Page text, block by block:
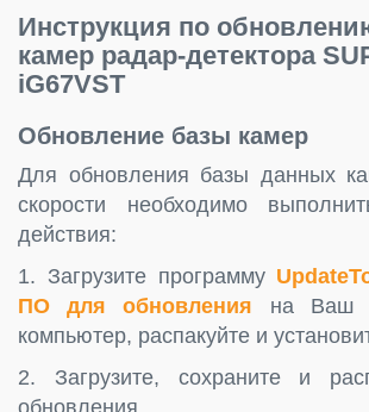
Инструкция по
камер радар-детектора
iG67VST
Обновление базы камер
Для обновления базы данных
скорости необходимо
действия:
1. Загрузите программу
ПО для обновления на Ваш
компьютер, распакуйте и
2. Загрузите, сохраните и
обновления